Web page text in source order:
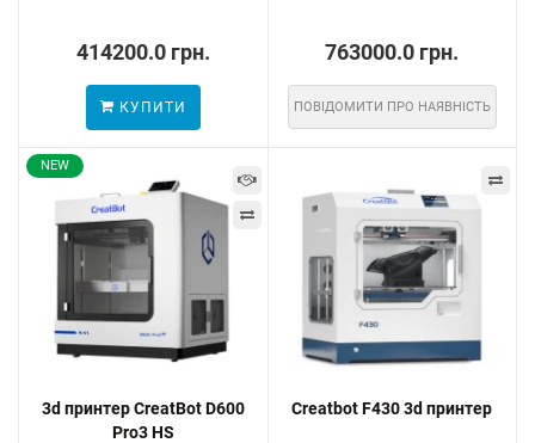
414200.0 грн.
КУПИТИ
763000.0 грн.
ПОВІДОМИТИ ПРО НАЯВНІСТЬ
NEW
3d принтер CreatBot D600
Pro3 HS
Creatbot F430 3d принтер